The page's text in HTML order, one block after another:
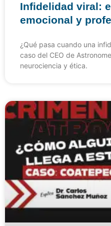
Infidelidad viral:
emocional y
¿Qué pasa cuando una
caso del CEO de
neurociencia y ética.